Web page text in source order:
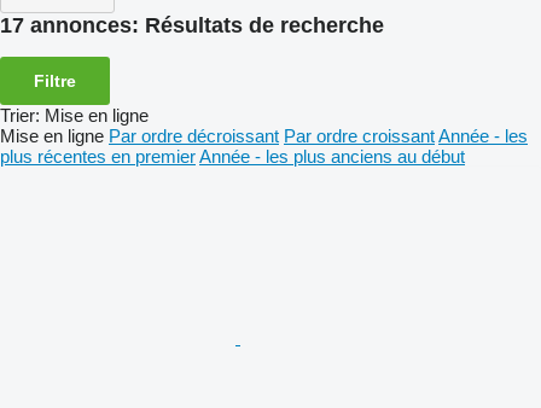
17 annonces: Résultats de recherche
Filtre
Trier: Mise en ligne
Mise en ligne Par ordre décroissant Par ordre croissantAnnée - les
plus récentes en premierAnnée - les plus anciens au début